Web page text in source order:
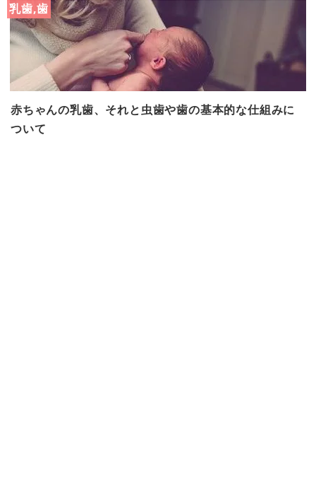
乳歯,歯
赤ちゃんの乳歯、それと虫歯や歯の基本的な仕組みに
ついて